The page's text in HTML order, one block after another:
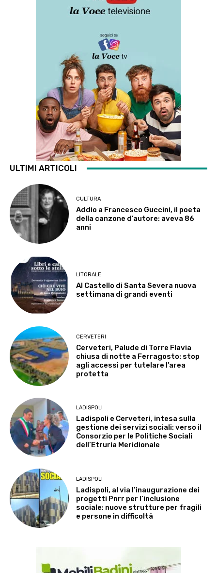
ULTIMI ARTICOLI
CULTURA
Addio a Francesco Guccini, il poeta
della canzone d’autore: aveva 86
anni
LITORALE
Al Castello di Santa Severa nuova
settimana di grandi eventi
CERVETERI
Cerveteri, Palude di Torre Flavia
chiusa di notte a Ferragosto: stop
agli accessi per tutelare l’area
protetta
LADISPOLI
Ladispoli e Cerveteri, intesa sulla
gestione dei servizi sociali: verso il
Consorzio per le Politiche Sociali
dell’Etruria Meridionale
LADISPOLI
Ladispoli, al via l’inaugurazione dei
progetti Pnrr per l’inclusione
sociale: nuove strutture per fragili
e persone in difficoltà